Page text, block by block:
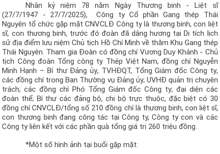
Nhân kỷ niệm 78 năm Ngày Thương binh - Liệt sĩ
(27/7/1947 - 27/7/2025),
Công ty Cổ phần Gang thép Thái
Nguyên tổ chức gặp mặt CNVCLĐ Công ty là thương binh, con liệt
sĩ, con thương binh, trước đó đoàn đãdâng hương tại Di tích lịch
sử địa điểm lưu niệm Chủ tịch Hồ Chí Minh về thăm Khu Gang thép
Thái Nguyên. Tham gia Đoàn có đồng chíVương Duy Khánh - Chủ
tịch Công đoàn Tổng công ty Thép Việt Nam, đồng chíNguyễn
Minh Hạnh – Bí thư Đảng ủy, TVHĐQT, Tổng Giám đốc Công ty,
các đồng chí trong Ban Thường vụ Đảng ủy; UVHĐ quản trị chuyên
trách; các đồng chí Phó Tổng Giám đốc Công ty; đại diện các
đoàn thể; Bí thư các đảng bộ, chi bộ trực thuộc, đặc biệt có 30
đồng chí CNVCLĐ/tổng số 210 đồng chí là thương binh, con liệt sĩ,
con thương binh đang công tác tạiCông ty, Công ty con và các
Công ty liên kết với các phần quà tổng giá trị 260 triệu đồng.
*Một số hình ảnh tại buổi gặp mặt: